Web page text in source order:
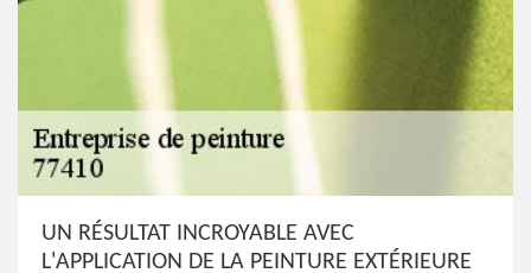
UN RÉSULTAT INCROYABLE AVEC
L'APPLICATION DE LA PEINTURE EXTÉRIEURE